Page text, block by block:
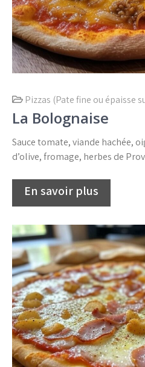
Pizzas (Pate fine ou épaisse
La Bolognaise
Sauce tomate, viande hachée,
d’olive, fromage, herbes de